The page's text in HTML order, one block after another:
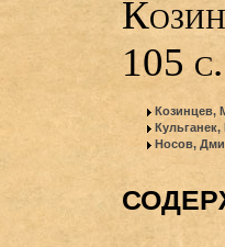
105
Козинцев,
Носов,